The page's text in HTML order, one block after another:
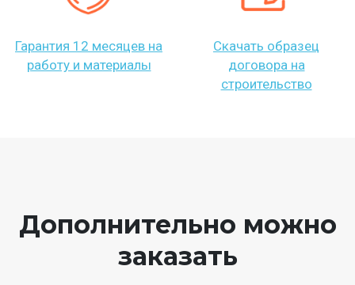
Гарантия 12 месяцев на
работу и материалы
Скачать образец
договора на
строительство
Дополнительно можно
заказать